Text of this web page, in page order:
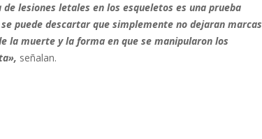
lesiones letales en los esqueletos es una prueba
puede descartar que simplemente no dejaran marcas
la muerte y la forma en que se manipularon los
señalan.